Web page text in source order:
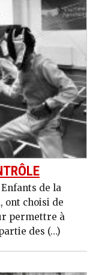
de la
ont choisi de
permettre à
des (…)